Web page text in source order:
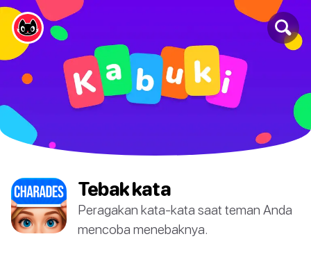
Tebak kata
Peragakan kata-kata saat teman Anda
mencoba menebaknya.